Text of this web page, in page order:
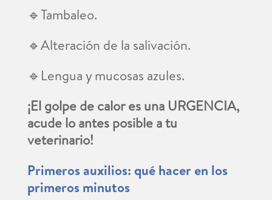
🔹Tambaleo.
🔹Alteración de la salivación.
🔹Lengua y mucosas azules.
¡El golpe de calor es una URGENCIA,
acude lo antes posible a tu
veterinario!
Primeros auxilios: qué hacer en los
primeros minutos